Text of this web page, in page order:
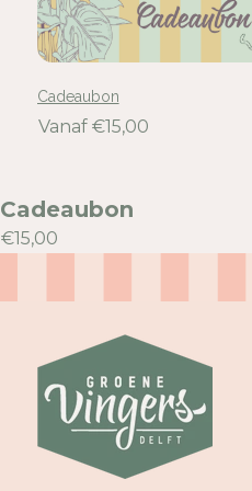
Cadeaubon
Vanaf €15,00
Cadeaubon
€15,00